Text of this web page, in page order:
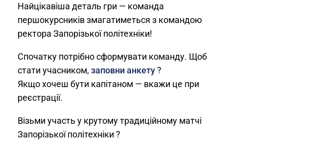
Найцікавіша деталь гри — команда
першокурсників змагатиметься з командою
ректора Запорізької політехніки!
Спочатку потрібно сформувати команду. Щоб
стати учасником, заповни анкету?
Якщо хочеш бути капітаном — вкажи це при
реєстрації.
Візьми участь у крутому традиційному матчі
Запорізької політехніки ?